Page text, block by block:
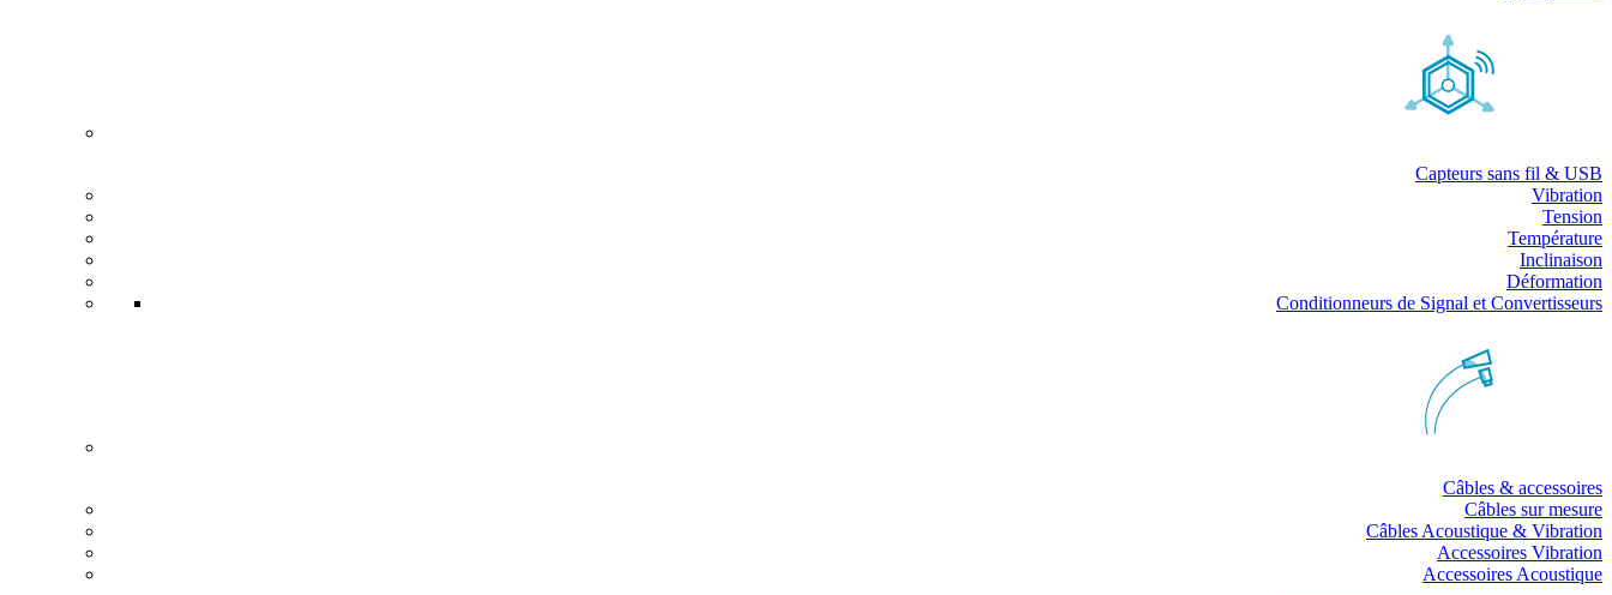
Capteurs sans fil & USB
Vibration
Tension
Température
Inclinaison
Déformation
Conditionneurs de Signal et Convertisseurs
Câbles & accessoires
Câbles sur mesure
Câbles Acoustique & Vibration
Accessoires Vibration
Accessoires Acoustique